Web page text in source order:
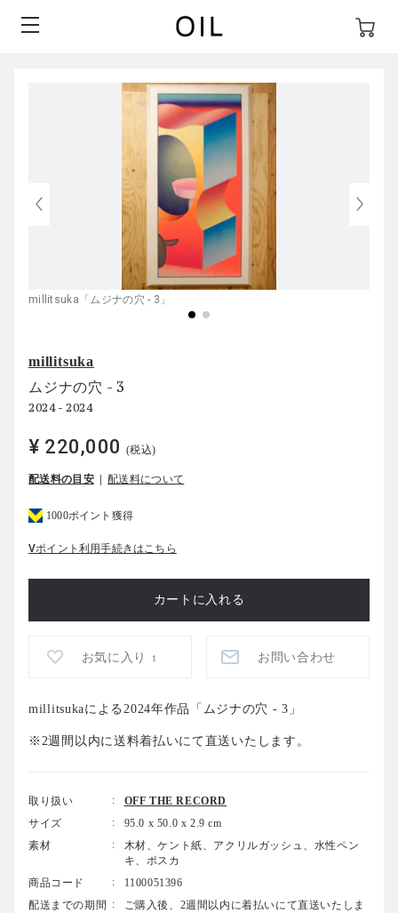
millitsuka「ムジナの穴 - 3」
millitsuka
ムジナの穴 - 3
2024 - 2024
¥ 220,000 (税込)
配送料の目安 配送料について
1000ポイント獲得
Vポイント利用手続きはこちら
お気に入り 1 お問い合わせ
millitsukaによる2024年作品「ムジナの穴 - 3」
※2週間以内に送料着払いにて直送いたします。
取り扱い
OFF THE RECORD
サイズ
95.0 x 50.0 x 2.9 cm
素材
木材、ケント紙、アクリルガッシュ、水性ペン
キ、ポスカ
商品コード
1100051396
配送までの期間
ご購入後、2週間以内に着払いにて直送いたしま